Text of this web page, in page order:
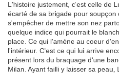
L'histoire justement, c'est celle de
écarté de sa brigade pour
s'empêcher de mettre son nez
quelque indice qui pourrait le
place. Ce qui l'amène au coeur
l'intérieur. C'est ce qui lui arrive
présent lors du braquage d'une
Milan. Ayant failli y laisser sa